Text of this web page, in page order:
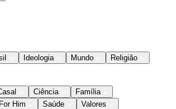
Ideologia Mundo
Religião
Ciência
Família
Him
Saúde
Valores